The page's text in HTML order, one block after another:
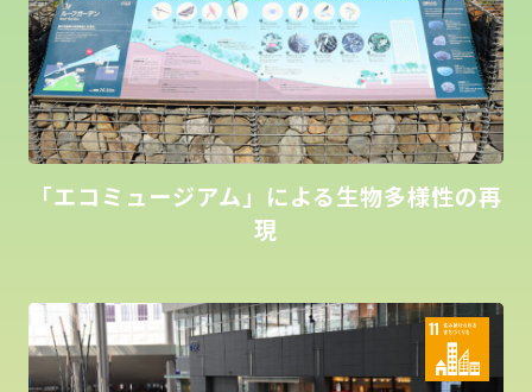
「エコミュージアム」による生物多様性の再
現